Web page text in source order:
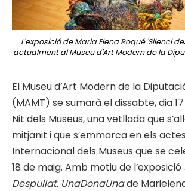
L'exposició de Maria Elena Roqué 'Silenci
actualment al Museu d'Art Modern de la
El Museu d’Art Modern de la
(MAMT) se sumarà el dissabte, dia
Nit dels Museus, una vetllada que
mitjanit i que s’emmarca en els
Internacional dels Museus que se
18 de maig. Amb motiu de l’exposició
Despullat. UnaDonaUnade